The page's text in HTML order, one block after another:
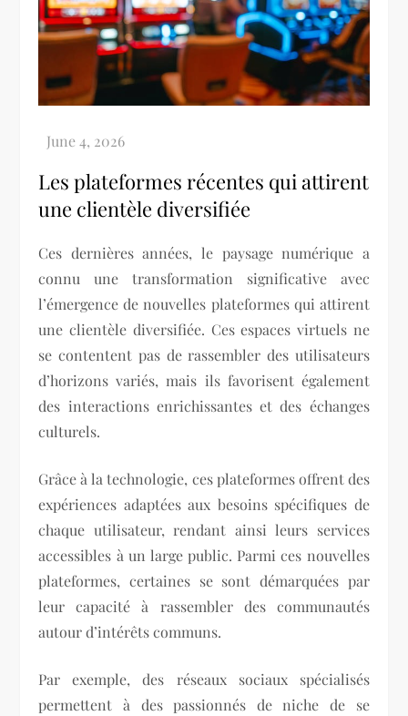
Les plateformes récentes qui attirent
une clientèle diversifiée
Ces dernières années, le paysage numérique a
connu une transformation significative avec
l’émergence de nouvelles plateformes qui attirent
une clientèle diversifiée. Ces espaces virtuels ne
se contentent pas de rassembler des utilisateurs
d’horizons variés, mais ils favorisent également
des interactions enrichissantes et des échanges
culturels.
Grâce à la technologie, ces plateformes offrent des
expériences adaptées aux besoins spécifiques de
chaque utilisateur, rendant ainsi leurs services
accessibles à un large public. Parmi ces nouvelles
plateformes, certaines se sont démarquées par
leur capacité à rassembler des communautés
autour d’intérêts communs.
Par exemple, des réseaux sociaux spécialisés
permettent à des passionnés de niche de se